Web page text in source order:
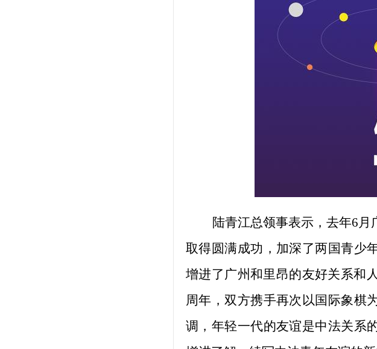
陆青江总领事表示，去年6月
取得圆满成功，加深了两国青少
增进了广州和里昂的友好关系和
周年，双方携手再次以国际象棋
调，年轻一代的友谊是中法关系